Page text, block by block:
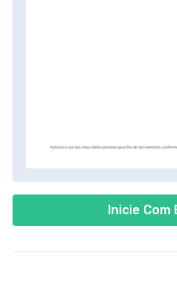
Inicie